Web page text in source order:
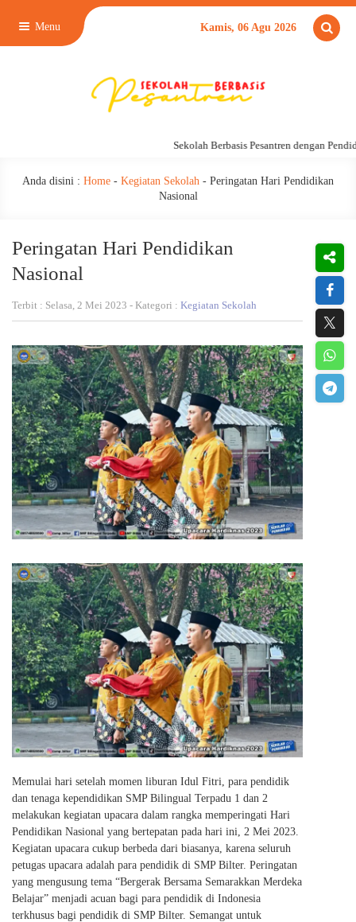
Menu Kamis, 06 Agu 2026
Sekolah Berbasis Pesantren dengan
Anda disini : Home - Kegiatan Sekolah - Peringatan Hari Pendidikan
Nasional
Peringatan Hari Pendidikan
Nasional
Terbit : Selasa, 2 Mei 2023 - Kategori : Kegiatan Sekolah
Memulai hari setelah momen liburan Idul Fitri, para pendidik
dan tenaga kependidikan SMP Bilingual Terpadu 1 dan 2
melakukan kegiatan upacara dalam rangka memperingati Hari
Pendidikan Nasional yang bertepatan pada hari ini, 2 Mei 2023.
Kegiatan upacara cukup berbeda dari biasanya, karena seluruh
petugas upacara adalah para pendidik di SMP Bilter. Peringatan
yang mengusung tema “Bergerak Bersama Semarakkan Merdeka
Belajar” menjadi acuan bagi para pendidik di Indonesia
terkhusus bagi pendidik di SMP Bilter. Semangat untuk